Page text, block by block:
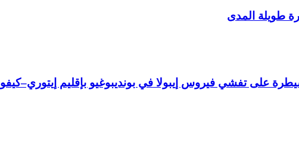
طويلة المدى
على تفشي فيروس إيبولا في بونديبوغيو بإقليم إيتوري–كيفو